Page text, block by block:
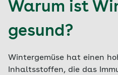
Warum ist
gesund?
Wintergemüse hat einen
Inhaltsstoffen, die das